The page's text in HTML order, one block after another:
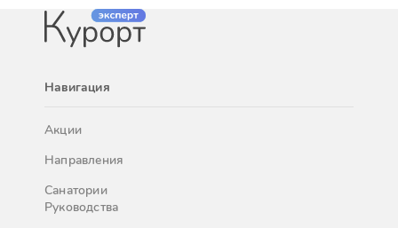
Навигация
Акции
Направления
Санатории
Руководства